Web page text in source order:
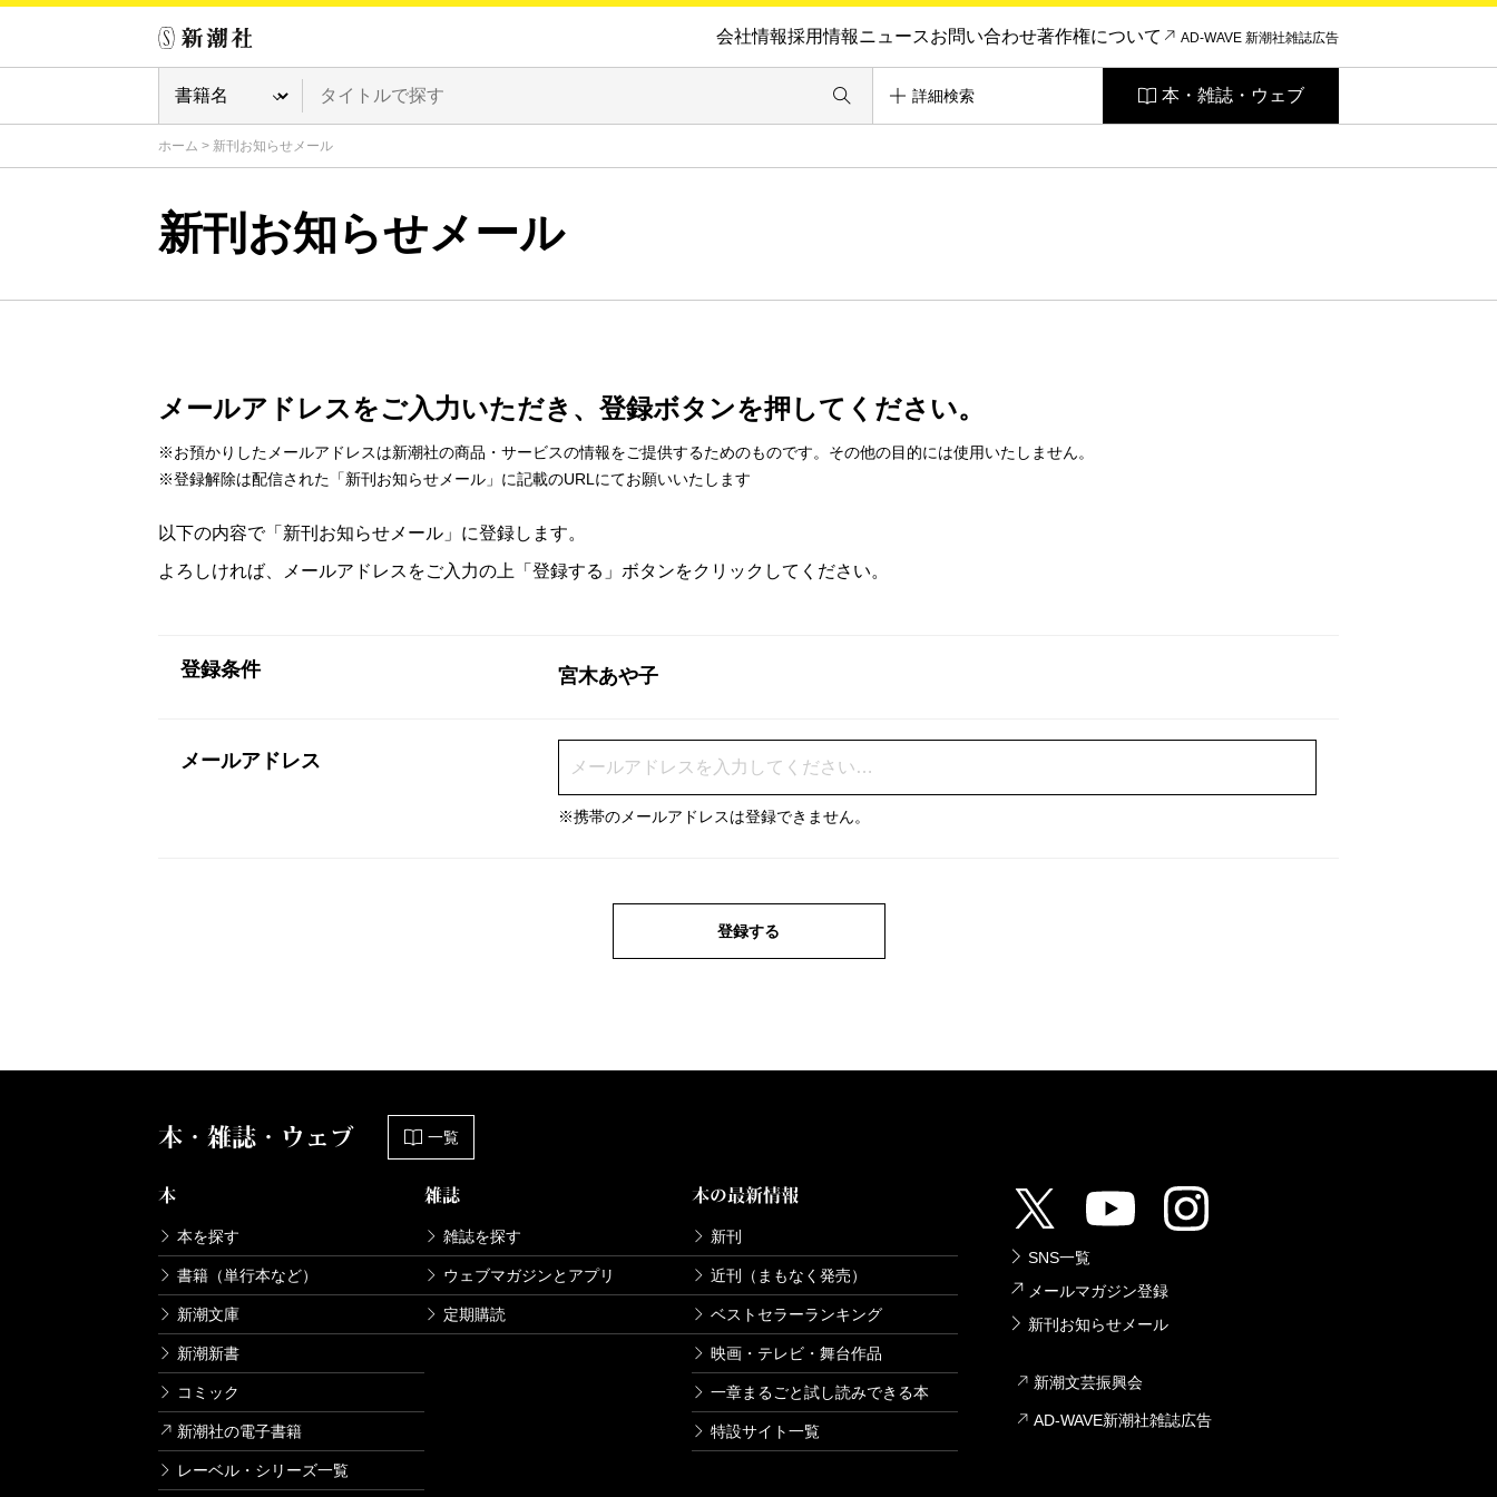
会社情報採用情報ニュースお問い合わせ著作権について AD-WAVE 新潮社雑誌広告
詳細検索 本・雑誌・ウェブ
ホーム > 新刊お知らせメール
新刊お知らせメール
メールアドレスをご入力いただき、登録ボタンを押してください。
※お預かりしたメールアドレスは新潮社の商品・サービスの情報をご提供するためのものです。その他の目的には使用いたしません。
※登録解除は配信された「新刊お知らせメール」に記載のURLにてお願いいたします
以下の内容で「新刊お知らせメール」に登録します。
よろしければ、メールアドレスをご入力の上「登録する」ボタンをクリックしてください。
登録条件 宮木あや子
メールアドレス
※携帯のメールアドレスは登録できません。
登録する
本・雑誌・ウェブ 一覧
本
本を探す
書籍（単行本など）
新潮文庫
新潮新書
コミック
新潮社の電子書籍
レーベル・シリーズ一覧
雑誌
雑誌を探す
ウェブマガジンとアプリ
定期購読
本の最新情報
新刊
近刊（まもなく発売）
ベストセラーランキング
映画・テレビ・舞台作品
一章まるごと試し読みできる本
特設サイト一覧
SNS一覧
メールマガジン登録
新刊お知らせメール
新潮文芸振興会
AD-WAVE新潮社雑誌広告